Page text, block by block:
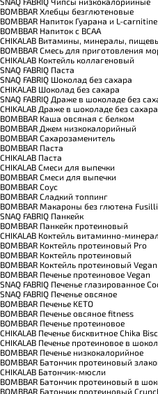
BOMBBAR Хлебцы безглютеновые
BOMBBAR Напиток Гуарана и L-carnitine
BOMBBAR Напиток с BCAA
CHIKALAB Витамины, минералы,
BOMBBAR Смесь для приготовления
CHIKALAB Коктейль коллагеновый
SNAQ FABRIQ Паста
SNAQ FABRIQ Шоколад без сахара
CHIKALAB Шоколад без сахара
SNAQ FABRIQ Драже в шоколаде без
CHIKALAB Драже в шоколаде без сахара
BOMBBAR Каша овсяная с белком
BOMBBAR Джем низкокалорийный
BOMBBAR Сахарозаменитель
BOMBBAR Паста
CHIKALAB Паста
CHIKALAB Смеси для выпечки
BOMBBAR Смеси для выпечки
BOMBBAR Соус
BOMBBAR Сладкий топпинг
BOMBBAR Макароны без глютена Fusilli
SNAQ FABRIQ Панкейк
BOMBBAR Панкейк протеиновый
CHIKALAB Коктейль витаминно-
BOMBBAR Коктейль протеиновый Pro
BOMBBAR Коктейль протеиновый
BOMBBAR Коктейль протеиновый Vegan
BOMBBAR Печенье протеиновое Vegan
SNAQ FABRIQ Печенье глазированное
SNAQ FABRIQ Печенье овсяное
BOMBBAR Печенье KETO
BOMBBAR Печенье овсяное fitness
BOMBBAR Печенье протеиновое
CHIKALAB Печенье бисквитное Chika
CHIKALAB Печенье протеиновое в
BOMBBAR Печенье низкокалорийное
BOMBBAR Батончик протеиновый
CHIKALAB Батончик-мюсли
BOMBBAR Батончик протеиновый в
BOMBBAR Батончик протеиновый